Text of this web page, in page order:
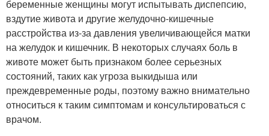
беременные женщины могут испытывать диспепсию,
вздутие живота и другие желудочно-кишечные
расстройства из-за давления увеличивающейся матки
на желудок и кишечник. В некоторых случаях боль в
животе может быть признаком более серьезных
состояний, таких как угроза выкидыша или
преждевременные роды, поэтому важно внимательно
относиться к таким симптомам и консультироваться с
врачом.